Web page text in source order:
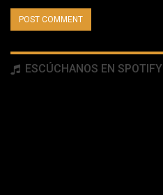
ESCÚCHANOS EN SPOTIFY